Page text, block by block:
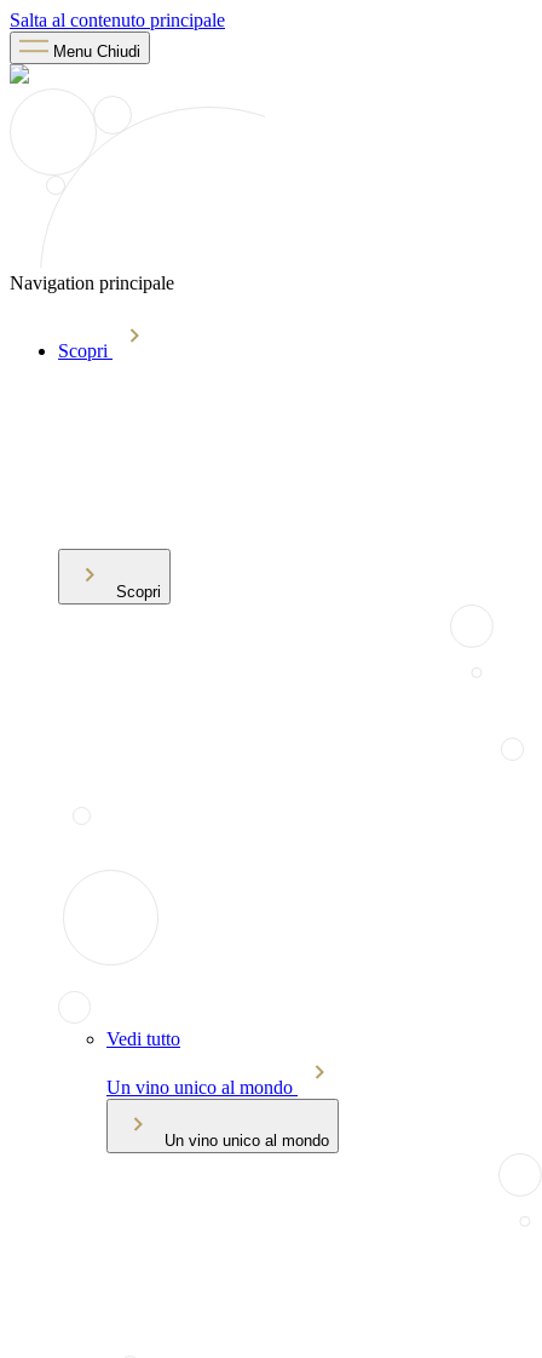
Salta al contenuto principale
Menu Chiudi
Navigation principale
Scopri
Scopri
Vedi tutto
Un vino unico al mondo
Un vino unico al mondo